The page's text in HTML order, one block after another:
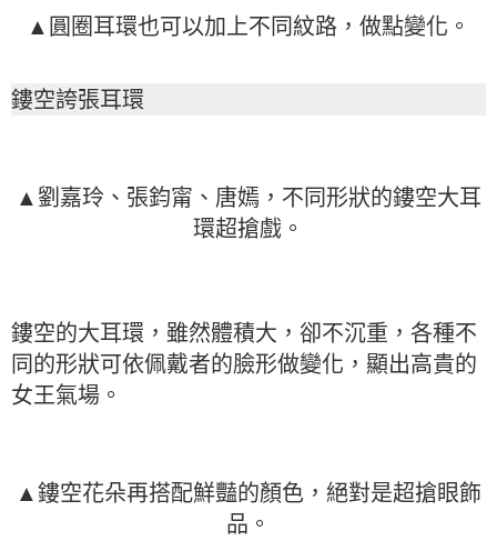
▲圓圈耳環也可以加上不同紋路，做點變化。
鏤空誇張耳環
▲劉嘉玲、張鈞甯、唐嫣，不同形狀的鏤空大耳
環超搶戲。
鏤空的大耳環，雖然體積大，卻不沉重，各種不
同的形狀可依佩戴者的臉形做變化，顯出高貴的
女王氣場。
▲鏤空花朵再搭配鮮豔的顏色，絕對是超搶眼飾
品。